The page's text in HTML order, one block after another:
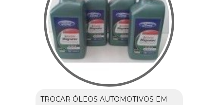
TROCAR ÓLEOS AUTOMOTIVOS EM